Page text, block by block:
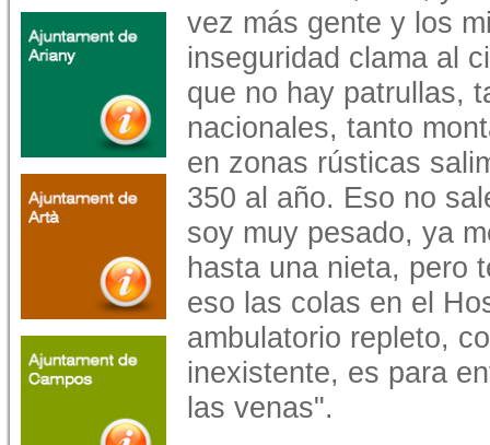
vez más gente y los
inseguridad clama al
que no hay patrullas,
nacionales, tanto
en zonas rústicas
350 al año. Eso no
soy muy pesado, ya
hasta una nieta, pero
eso las colas en el
ambulatorio repleto,
inexistente, es para
las venas".